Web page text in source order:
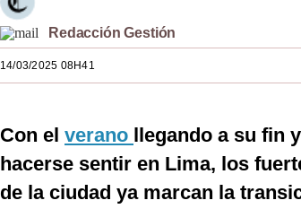
Redacción Gestión
14/03/2025 08H41
Con el verano llegando a su fin
hacerse sentir en Lima, los
de la ciudad ya marcan la